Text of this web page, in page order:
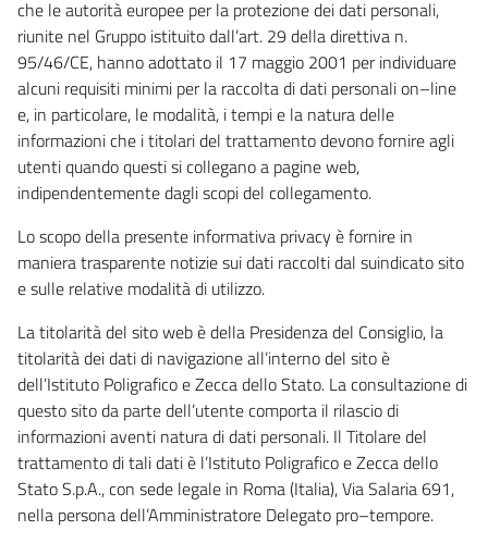
che le autorità europee per la protezione dei dati personali,
riunite nel Gruppo istituito dall’art. 29 della direttiva n.
95/46/CE, hanno adottato il 17 maggio 2001 per individuare
alcuni requisiti minimi per la raccolta di dati personali on–line
e, in particolare, le modalità, i tempi e la natura delle
informazioni che i titolari del trattamento devono fornire agli
utenti quando questi si collegano a pagine web,
indipendentemente dagli scopi del collegamento.
Lo scopo della presente informativa privacy è fornire in
maniera trasparente notizie sui dati raccolti dal suindicato sito
e sulle relative modalità di utilizzo.
La titolarità del sito web è della Presidenza del Consiglio, la
titolarità dei dati di navigazione all’interno del sito è
dell’Istituto Poligrafico e Zecca dello Stato. La consultazione di
questo sito da parte dell’utente comporta il rilascio di
informazioni aventi natura di dati personali. Il Titolare del
trattamento di tali dati è l’Istituto Poligrafico e Zecca dello
Stato S.p.A., con sede legale in Roma (Italia), Via Salaria 691,
nella persona dell’Amministratore Delegato pro–tempore.